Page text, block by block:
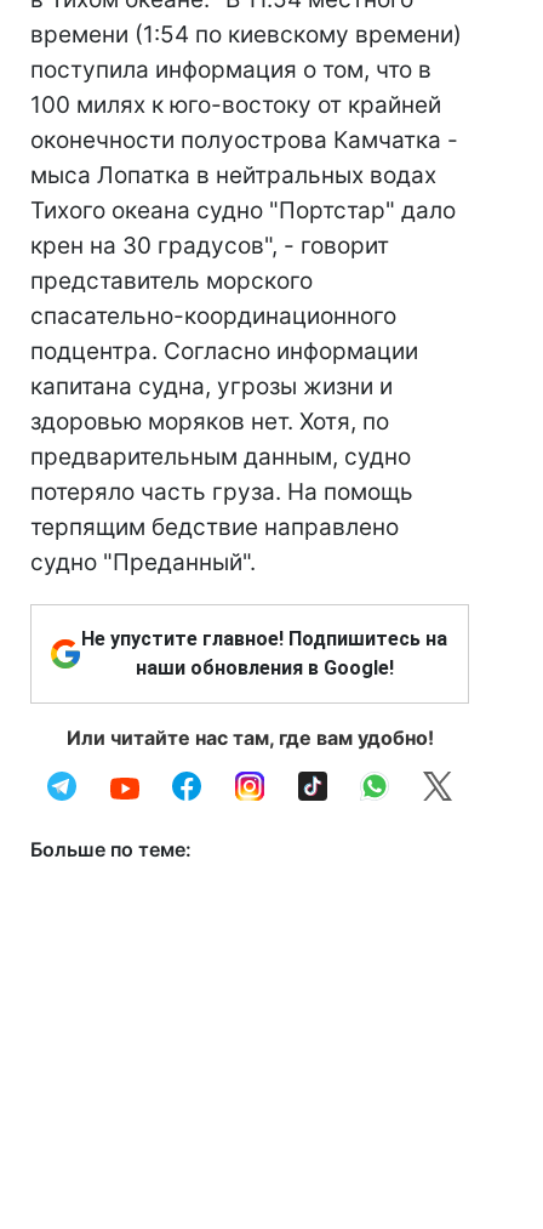
времени (1:54 по киевскому времени)
поступила информация о том, что в
100 милях к юго-востоку от крайней
оконечности полуострова Камчатка -
мыса Лопатка в нейтральных водах
Тихого океана судно "Портстар" дало
крен на 30 градусов", - говорит
представитель морского
спасательно-координационного
подцентра. Согласно информации
капитана судна, угрозы жизни и
здоровью моряков нет. Хотя, по
предварительным данным, судно
потеряло часть груза. На помощь
терпящим бедствие направлено
судно "Преданный".
Не упустите главное! Подпишитесь на
наши обновления в Google!
Или читайте нас там, где вам удобно!
Больше по теме: